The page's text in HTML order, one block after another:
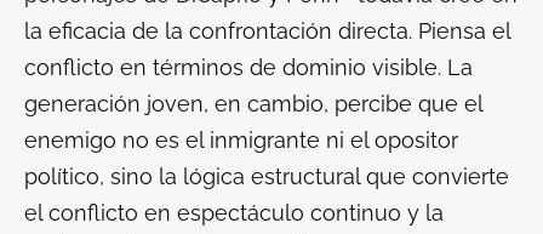
la eficacia de la confrontación directa. Piensa el
conflicto en términos de dominio visible. La
generación joven, en cambio, percibe que el
enemigo no es el inmigrante ni el opositor
político, sino la lógica estructural que convierte
el conflicto en espectáculo continuo y la